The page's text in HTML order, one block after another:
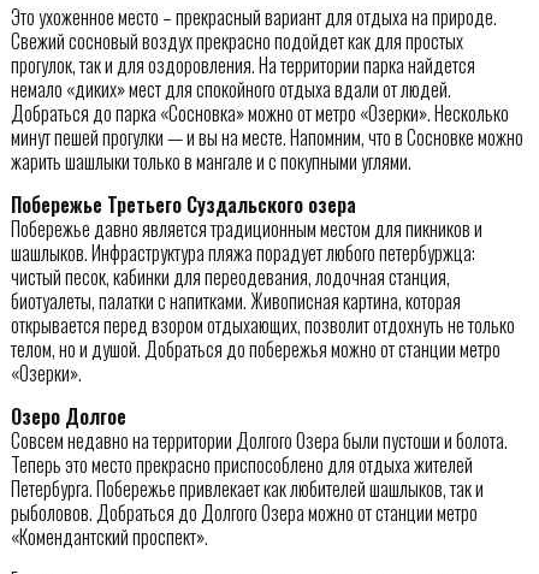
Это ухоженное место – прекрасный вариант для отдыха на природе.
Свежий сосновый воздух прекрасно подойдет как для простых
прогулок, так и для оздоровления. На территории парка найдется
немало «диких» мест для спокойного отдыха вдали от людей.
Добраться до парка «Сосновка» можно от метро «Озерки». Несколько
минут пешей прогулки — и вы на месте. Напомним, что в Сосновке можно
жарить шашлыки только в мангале и с покупными углями.
Побережье Третьего Суздальского озера
Побережье давно является традиционным местом для пикников и
шашлыков. Инфраструктура пляжа порадует любого петербуржца:
чистый песок, кабинки для переодевания, лодочная станция,
биотуалеты, палатки с напитками. Живописная картина, которая
открывается перед взором отдыхающих, позволит отдохнуть не только
телом, но и душой. Добраться до побережья можно от станции метро
«Озерки».
Озеро Долгое
Совсем недавно на территории Долгого Озера были пустоши и болота.
Теперь это место прекрасно приспособлено для отдыха жителей
Петербурга. Побережье привлекает как любителей шашлыков, так и
рыболовов. Добраться до Долгого Озера можно от станции метро
«Комендантский проспект».